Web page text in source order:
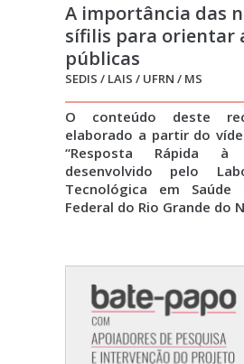
A importância das
sífilis para orientar
públicas
SEDIS / LAIS / UFRN / MS
O conteúdo deste
elaborado a partir do
“Resposta Rápida
desenvolvido pelo
Tecnológica em Saúde
Federal do Rio Grande do